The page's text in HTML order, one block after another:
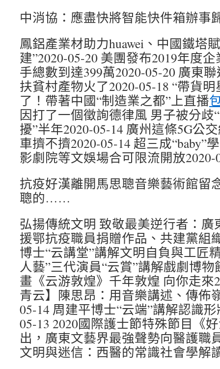
中消協：應盡快將智能快件箱辦事
鳳鋁產業材助力huawei、中國鐵塔賦
建”2020-05-20 美團發布2019年度
手總數到達399萬2020-05-20 廣東
扶貧村產物火了2020-05-18 “帶貨
了！帶著中國“制造業之都”上直播
因打了一個徵詢德律風 男子被分歧
擾”半年2020-05-14 廣州這條5G公
車擠不擠2020-05-14 超三成“baby”
影劇院等文娛場合可限流開放2020-
抗疫好漢離開馬思聰音樂藝術館留
聰的……
弘揚傳統文明 致敬最美逆行者：
援鄂抗疫職員捐贈作品、共建黨組
博士“云講堂”講解文明自負與工匠
人藝”三代演員“云賞”講解戲劇博物
畫《云游敦煌》千年敦煌 向你走來
青云】陳思昂：用音樂講述、傳佈
05-14 周建平博士“云端”講解認識
05-13 2020國際護士節特殊節目《
出，廣東文藝界最強聲勢向醫護職
文明與迷信：西醫的常識社會學解